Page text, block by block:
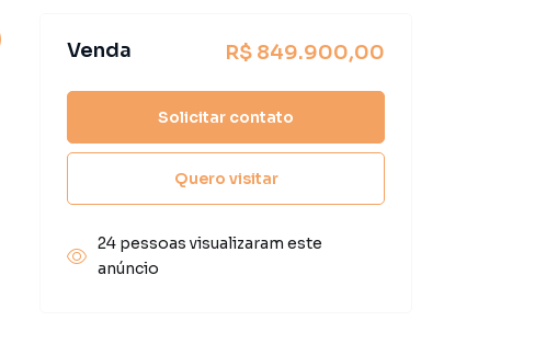
Venda R$ 849.900,00
Solicitar contato
Quero visitar
24 pessoas visualizaram este
anúncio